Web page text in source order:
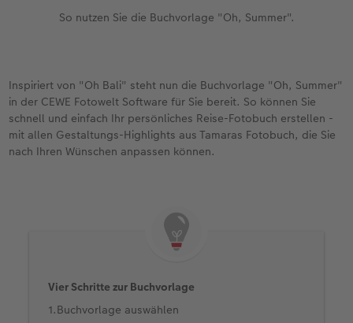
So nutzen Sie die Buchvorlage "Oh, Summer".
Inspiriert von "Oh Bali" steht nun die Buchvorlage "Oh, Summer"
in der CEWE Fotowelt Software für Sie bereit. So können Sie
schnell und einfach Ihr persönliches Reise-Fotobuch erstellen -
mit allen Gestaltungs-Highlights aus Tamaras Fotobuch, die Sie
nach Ihren Wünschen anpassen können.
Vier Schritte zur Buchvorlage
1.Buchvorlage auswählen